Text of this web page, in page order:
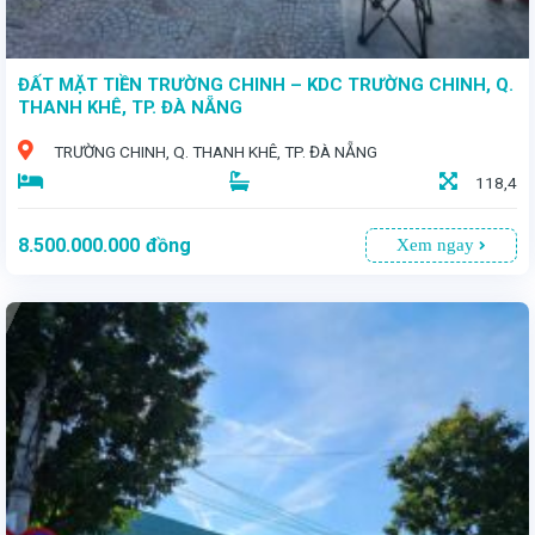
ĐẤT MẶT TIỀN TRƯỜNG CHINH – KDC TRƯỜNG CHINH, Q.
THANH KHÊ, TP. ĐÀ NẴNG
TRƯỜNG CHINH, Q. THANH KHÊ, TP. ĐÀ NẴNG
118,4
8.500.000.000 đồng Xem ngay